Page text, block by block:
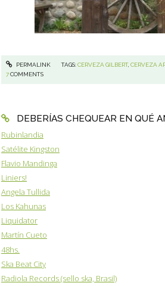
PERMALINK TAGS:CERVEZA GILBERT, CERVEZA
7COMMENTS
DEBERÍAS CHEQUEAR EN QUÉ
Rubinlandia
Satélite Kingston
Flavio Mandinga
Liniers!
Angela Tullida
Los Kahunas
Liquidator
Martín Cueto
48hs.
Ska Beat City
Radiola Records (sello ska, Brasil)